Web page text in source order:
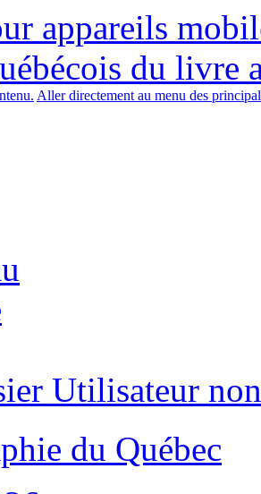
appareils
du livre
Aller directement au menu des
Utilisateur
du Québec